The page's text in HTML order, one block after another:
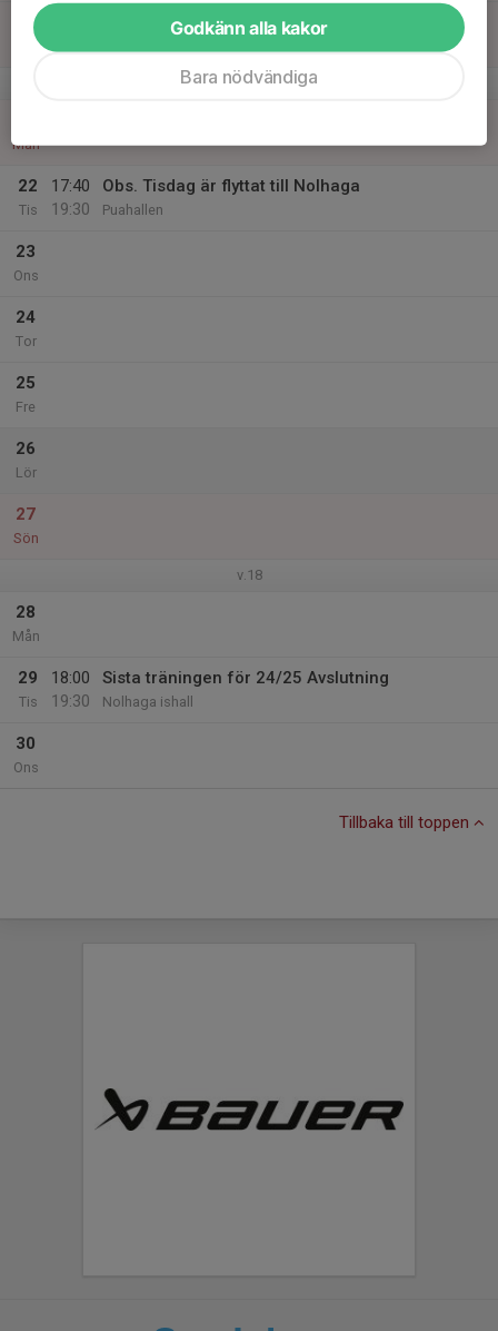
20
Sön
v.17
Mån
22
Tis
17:40
19:30
Obs. Tisdag är flyttat till Nolhaga
Puahallen
23
Ons
24
Tor
25
Fre
26
Lör
27
Sön
v.18
28
Mån
29
Tis
18:00
19:30
Sista träningen för 24/25 Avslutning
Nolhaga ishall
30
Ons
Tillbaka till toppen
Godkänn alla kakor
Bara nödvändiga